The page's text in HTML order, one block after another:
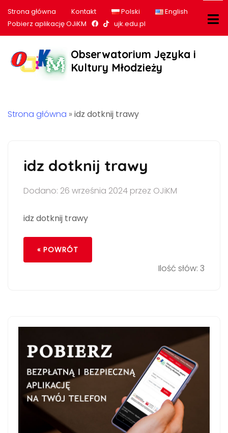
Strona główna Kontakt Polski
English
Pobierz aplikację OJiKM
Nasz profil na Facebook
Nasz profil na tiktok
ujk.edu.pl
Obserwatorium Języka i
Kultury Młodzieży
Strona główna » idz dotknij trawy
idz dotknij trawy
Dodano: 26 września 2024 przez OJiKM
idz dotknij trawy
« POWRÓT
Ilość słów: 3